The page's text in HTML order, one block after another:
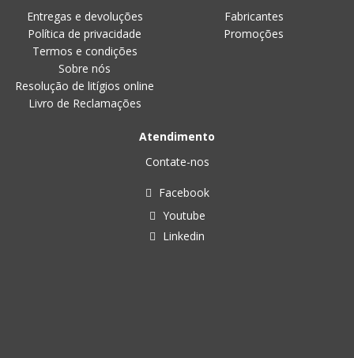
Entregas e devoluções
Política de privacidade
Termos e condições
Sobre nós
Resolução de litígios online
Livro de Reclamações
Fabricantes
Promoções
Atendimento
Contate-nos
Facebook
Youtube
Linkedin